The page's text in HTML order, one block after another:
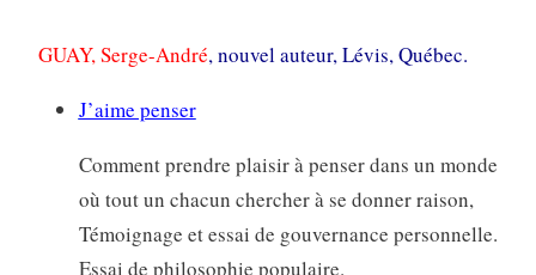
GUAY, Serge-André, nouvel auteur, Lévis, Québec.
J’aime penser
Comment prendre plaisir à penser dans un monde
où tout un chacun chercher à se donner raison,
Témoignage et essai de gouvernance personnelle.
Essai de philosophie populaire.